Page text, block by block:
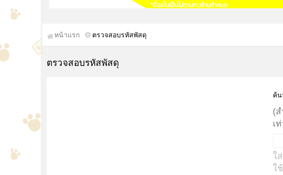
หน้าแรก ตรวจสอบรหัสพัสดุ
ตรวจสอบรหัสพัสดุ
ค้
(
เ
ใ
ใ